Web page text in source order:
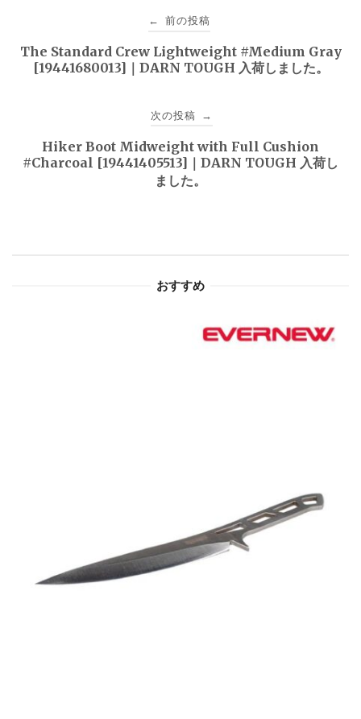
稿
← 前の投稿
The Standard Crew Lightweight #Medium Gray
[19441680013]｜DARN TOUGH 入荷しました。
次の投稿 →
Hiker Boot Midweight with Full Cushion
#Charcoal [19441405513]｜DARN TOUGH 入荷し
ました。
おすすめ